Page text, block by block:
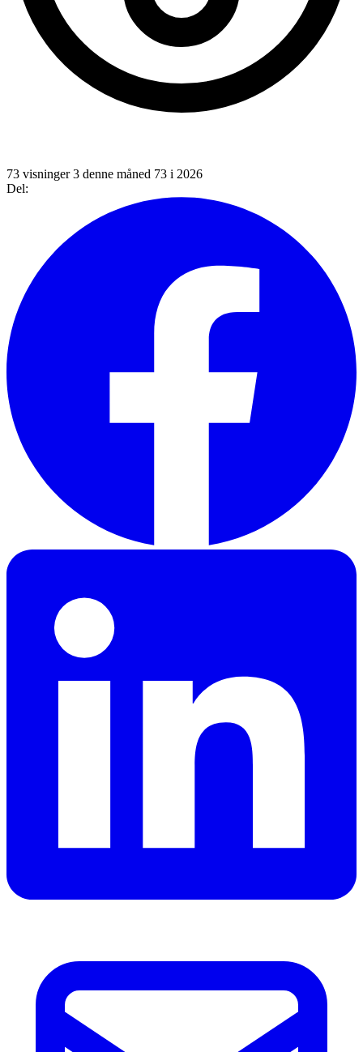
73 visninger3 denne måned 73 i 2026
Del: